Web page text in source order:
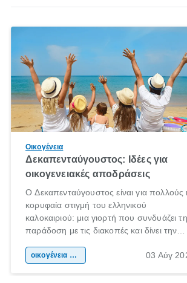
Οικογένεια
Δεκαπενταύγουστος: Ιδέες για
οικογενειακές αποδράσεις
Ο Δεκαπενταύγουστος είναι για πολλούς
κορυφαία στιγμή του ελληνικού
καλοκαιριού: μια γιορτή που συνδυάζει
παράδοση με τις διακοπές και δίνει την
χώρας. Είτε πρόκειται για λίγες μέρες
οικογένεια & παιδί 03 Αύγ